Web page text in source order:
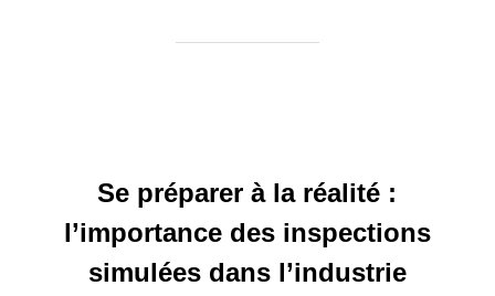
Se préparer à la réalité :
l’importance des inspections
simulées dans l’industrie